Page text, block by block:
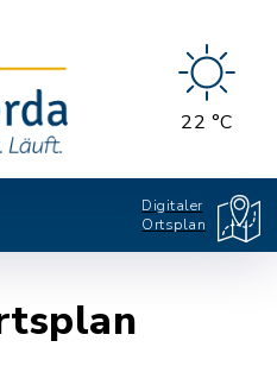
22 °C
Digitaler
Ortsplan